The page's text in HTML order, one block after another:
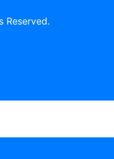
Reserved.